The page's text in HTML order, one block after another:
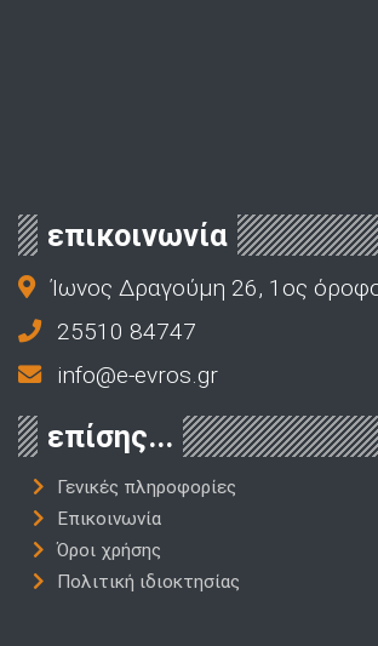
επικοινωνία
Ίωνος Δραγούμη 26, 1ος
25510 84747
info@e-evros.gr
επίσης...
Γενικές πληροφορίες
Επικοινωνία
Όροι χρήσης
Πολιτική ιδιοκτησίας